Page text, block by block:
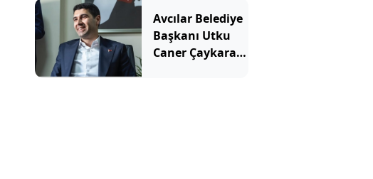
Avcılar Belediye
Başkanı Utku
Caner Çaykara